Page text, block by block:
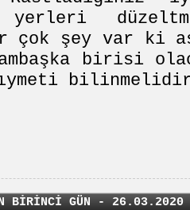
çok şey var ki
birisi
BİRİNCİ GÜN - 26.03.2020